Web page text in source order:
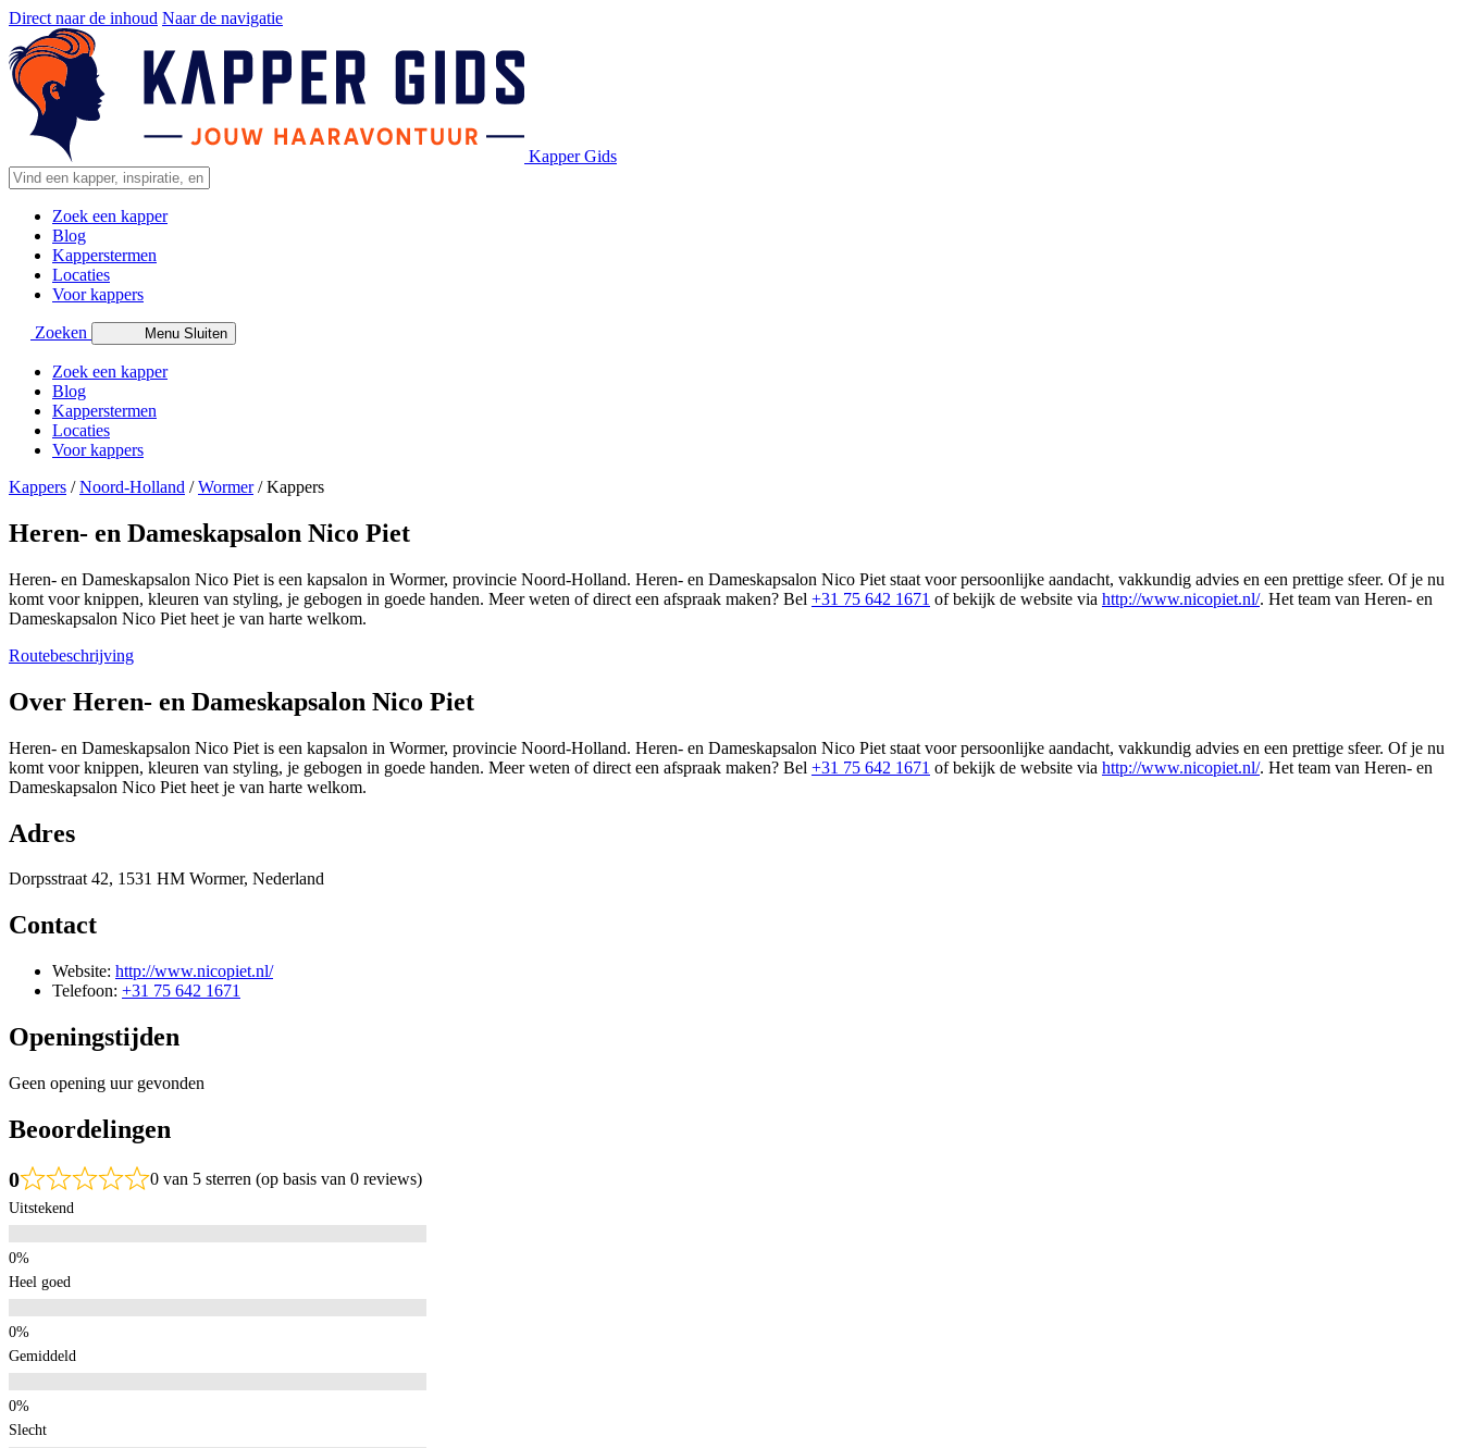
Direct naar de inhoud Naar de navigatie
Kapper Gids
Zoek een kapper
Blog
Kapperstermen
Locaties
Voor kappers
Zoeken Menu Sluiten
Zoek een kapper
Blog
Kapperstermen
Locaties
Voor kappers
Kappers /Noord-Holland /Wormer/Kappers
Heren- en Dameskapsalon Nico Piet
Heren- en Dameskapsalon Nico Piet is een kapsalon in Wormer, provincie Noord-Holland. Heren- en Dameskapsalon Nico Piet staat voor persoonlijke aandacht, vakkundig advies en een prettige sfeer. Of je nu
komt voor knippen, kleuren van styling, je gebogen in goede handen. Meer weten of direct een afspraak maken? Bel +31 75 642 1671 of bekijk de website via http://www.nicopiet.nl/. Het team van Heren- en
Dameskapsalon Nico Piet heet je van harte welkom.
Routebeschrijving
+
Over Heren- en Dameskapsalon Nico Piet
Heren- en Dameskapsalon Nico Piet is een kapsalon in Wormer, provincie Noord-Holland. Heren- en Dameskapsalon Nico Piet staat voor persoonlijke aandacht, vakkundig advies en een prettige sfeer. Of je nu
komt voor knippen, kleuren van styling, je gebogen in goede handen. Meer weten of direct een afspraak maken? Bel +31 75 642 1671 of bekijk de website via http://www.nicopiet.nl/. Het team van Heren- en
Dameskapsalon Nico Piet heet je van harte welkom.
Adres
Dorpsstraat 42, 1531 HM Wormer, Nederland
Contact
Website: http://www.nicopiet.nl/
Telefoon: +31 75 642 1671
Openingstijden
Geen opening uur gevonden
Beoordelingen
0 0 van 5 sterren (op basis van 0 reviews)
Uitstekend
Heel goed
Gemiddeld
Slecht